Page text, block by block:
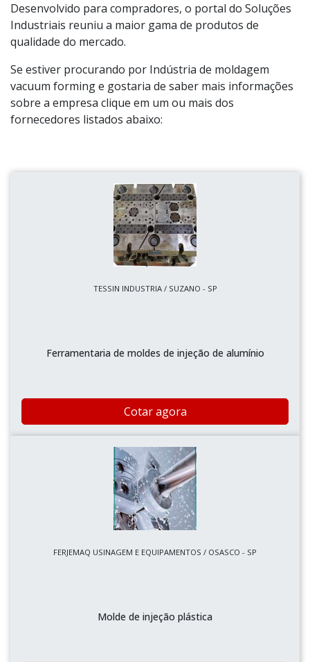
Desenvolvido para compradores, o portal do Soluções
Industriais reuniu a maior gama de produtos de
qualidade do mercado.
Se estiver procurando por Indústria de moldagem
vacuum forming e gostaria de saber mais informações
sobre a empresa clique em um ou mais dos
fornecedores listados abaixo:
TESSIN INDUSTRIA / SUZANO - SP
Ferramentaria de moldes de injeção de alumínio
Cotar agora
FERJEMAQ USINAGEM E EQUIPAMENTOS / OSASCO - SP
Molde de injeção plástica